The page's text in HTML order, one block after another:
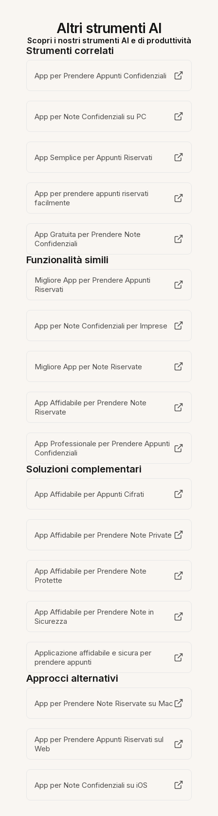
Altri strumenti AI
Scopri i nostri strumenti AI e di produttività
Strumenti correlati
App per Prendere Appunti Confidenziali
App per Note Confidenziali su PC
App Semplice per Appunti Riservati
App per prendere appunti riservati
facilmente
App Gratuita per Prendere Note
Confidenziali
Funzionalità simili
Migliore App per Prendere Appunti
Riservati
App per Note Confidenziali per Imprese
Migliore App per Note Riservate
App Affidabile per Prendere Note
Riservate
App Professionale per Prendere Appunti
Confidenziali
Soluzioni complementari
App Affidabile per Appunti Cifrati
App Affidabile per Prendere Note Private
App Affidabile per Prendere Note
Protette
App Affidabile per Prendere Note in
Sicurezza
Applicazione affidabile e sicura per
prendere appunti
Approcci alternativi
App per Prendere Note Riservate su Mac
App per Prendere Appunti Riservati sul
Web
App per Note Confidenziali su iOS